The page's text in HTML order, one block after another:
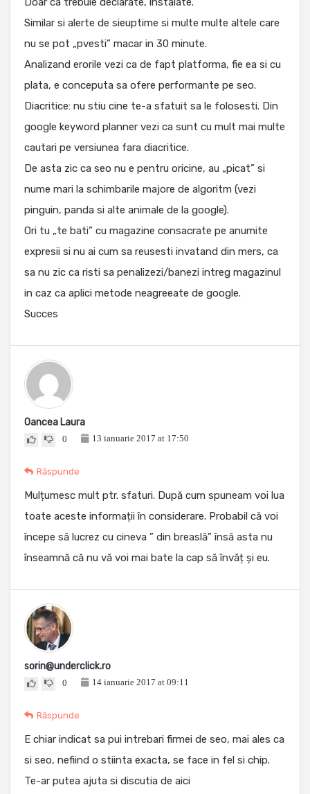
Similar si alerte de sieuptime si multe multe altele care
nu se pot „pvesti” macar in 30 minute.
Analizand erorile vezi ca de fapt platforma, fie ea si cu
plata, e conceputa sa ofere performante pe seo.
Diacritice: nu stiu cine te-a sfatuit sa le folosesti. Din
google keyword planner vezi ca sunt cu mult mai multe
cautari pe versiunea fara diacritice.
De asta zic ca seo nu e pentru oricine, au „picat” si
nume mari la schimbarile majore de algoritm (vezi
pinguin, panda si alte animale de la google).
Ori tu „te bati” cu magazine consacrate pe anumite
expresii si nu ai cum sa reusesti invatand din mers, ca
sa nu zic ca risti sa penalizezi/banezi intreg magazinul
in caz ca aplici metode neagreeate de google.
Succes
Oancea Laura
0 13 ianuarie 2017 at 17:50
Răspunde
Mulțumesc mult ptr. sfaturi. După cum spuneam voi lua
toate aceste informații în considerare. Probabil că voi
începe să lucrez cu cineva ” din breaslă” însă asta nu
înseamnă că nu vă voi mai bate la cap să învăț și eu.
sorin@underclick.ro
0 14 ianuarie 2017 at 09:11
Răspunde
E chiar indicat sa pui intrebari firmei de seo, mai ales ca
si seo, nefiind o stiinta exacta, se face in fel si chip.
Te-ar putea ajuta si discutia de aici